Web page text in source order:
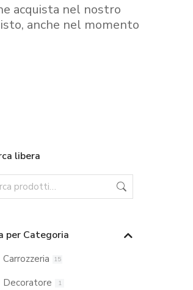
acquista nel nostro
anche nel momento
libera
per Categoria
Carrozzeria 15
Decoratore 1